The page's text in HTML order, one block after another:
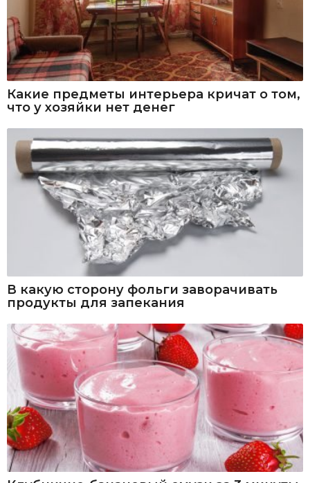
Какие предметы интерьера кричат о том,
что у хозяйки нет денег
В какую сторону фольги заворачивать
продукты для запекания